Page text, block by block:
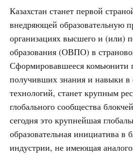
Казахстан станет первой
внедряющей образовательную
организациях высшего и (или)
образования (ОВПО) в
Сформировавшееся комьюнити
получивших знания и навыки в
технологий, станет крупным
глобального сообщества
сегодня это крупнейшая
образовательная инициатива в
индустрии, не имеющая